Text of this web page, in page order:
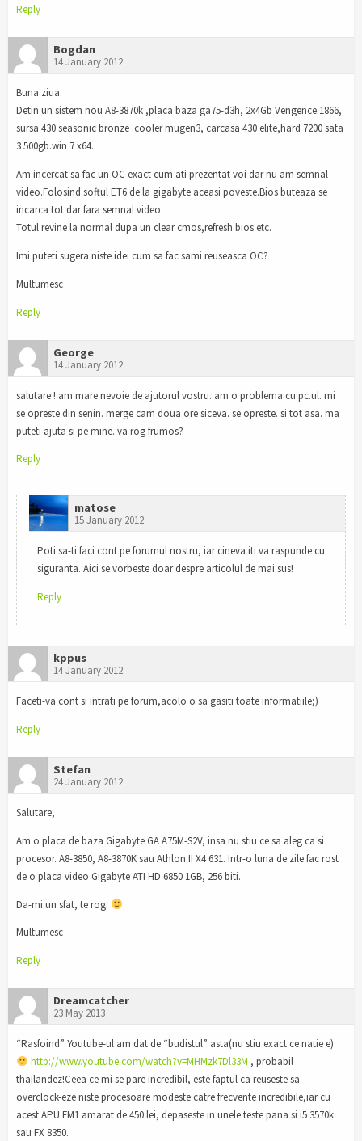
Reply
Bogdan
14 January 2012
Buna ziua.
Detin un sistem nou A8-3870k ,placa baza ga75-d3h, 2x4Gb Vengence 1866,
sursa 430 seasonic bronze .cooler mugen3, carcasa 430 elite,hard 7200 sata
3 500gb.win 7 x64.
Am incercat sa fac un OC exact cum ati prezentat voi dar nu am semnal
video.Folosind softul ET6 de la gigabyte aceasi poveste.Bios buteaza se
incarca tot dar fara semnal video.
Totul revine la normal dupa un clear cmos,refresh bios etc.
Imi puteti sugera niste idei cum sa fac sami reuseasca OC?
Multumesc
Reply
George
14 January 2012
salutare ! am mare nevoie de ajutorul vostru. am o problema cu pc.ul. mi
se opreste din senin. merge cam doua ore siceva. se opreste. si tot asa. ma
puteti ajuta si pe mine. va rog frumos?
Reply
matose
15 January 2012
Poti sa-ti faci cont pe forumul nostru, iar cineva iti va raspunde cu
siguranta. Aici se vorbeste doar despre articolul de mai sus!
Reply
kppus
14 January 2012
Faceti-va cont si intrati pe forum,acolo o sa gasiti toate informatiile;)
Reply
Stefan
24 January 2012
Salutare,
Am o placa de baza Gigabyte GA A75M-S2V, insa nu stiu ce sa aleg ca si
procesor. A8-3850, A8-3870K sau Athlon II X4 631. Intr-o luna de zile fac rost
de o placa video Gigabyte ATI HD 6850 1GB, 256 biti.
Da-mi un sfat, te rog.
Multumesc
Reply
Dreamcatcher
23 May 2013
“Rasfoind” Youtube-ul am dat de “budistul” asta(nu stiu exact ce natie e)
http://www.youtube.com/watch?v=MHMzk7Dl33M , probabil
thailandez!Ceea ce mi se pare incredibil, este faptul ca reuseste sa
overclock-eze niste procesoare modeste catre frecvente incredibile,iar cu
acest APU FM1 amarat de 450 lei, depaseste in unele teste pana si i5 3570k
sau FX 8350.